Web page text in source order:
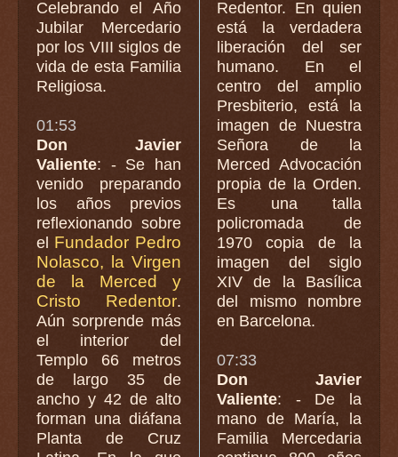
Celebrando el Año
Jubilar Mercedario
por los VIII siglos de
vida de esta Familia
Religiosa.
01:53
Don Javier
Valiente: - Se han
venido preparando
los años previos
reflexionando sobre
el Fundador Pedro
Nolasco, la Virgen
de la Merced y
Cristo Redentor.
Aún sorprende más
el interior del
Templo 66 metros
de largo 35 de
ancho y 42 de alto
forman una diáfana
Planta de Cruz
Redentor. En quien
está la verdadera
liberación del ser
humano. En el
centro del amplio
Presbiterio, está la
imagen de Nuestra
Señora de la
Merced Advocación
propia de la Orden.
Es una talla
policromada de
1970 copia de la
imagen del siglo
XIV de la Basílica
del mismo nombre
en Barcelona.
07:33
Don Javier
Valiente: - De la
mano de María, la
Familia Mercedaria